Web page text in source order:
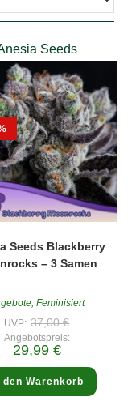
Seeds
Seeds Blackberry
– 3 Samen
,Feminisiert
UVP: 37,00€
war:
Angebotspreis:
29,99 €Aktueller
Preis
ist:
29,99 €.
den Warenkorb